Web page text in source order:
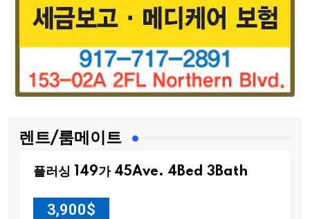
렌트/룸메이트
플러싱 149가 45Ave. 4Bed 3Bath
3,900$